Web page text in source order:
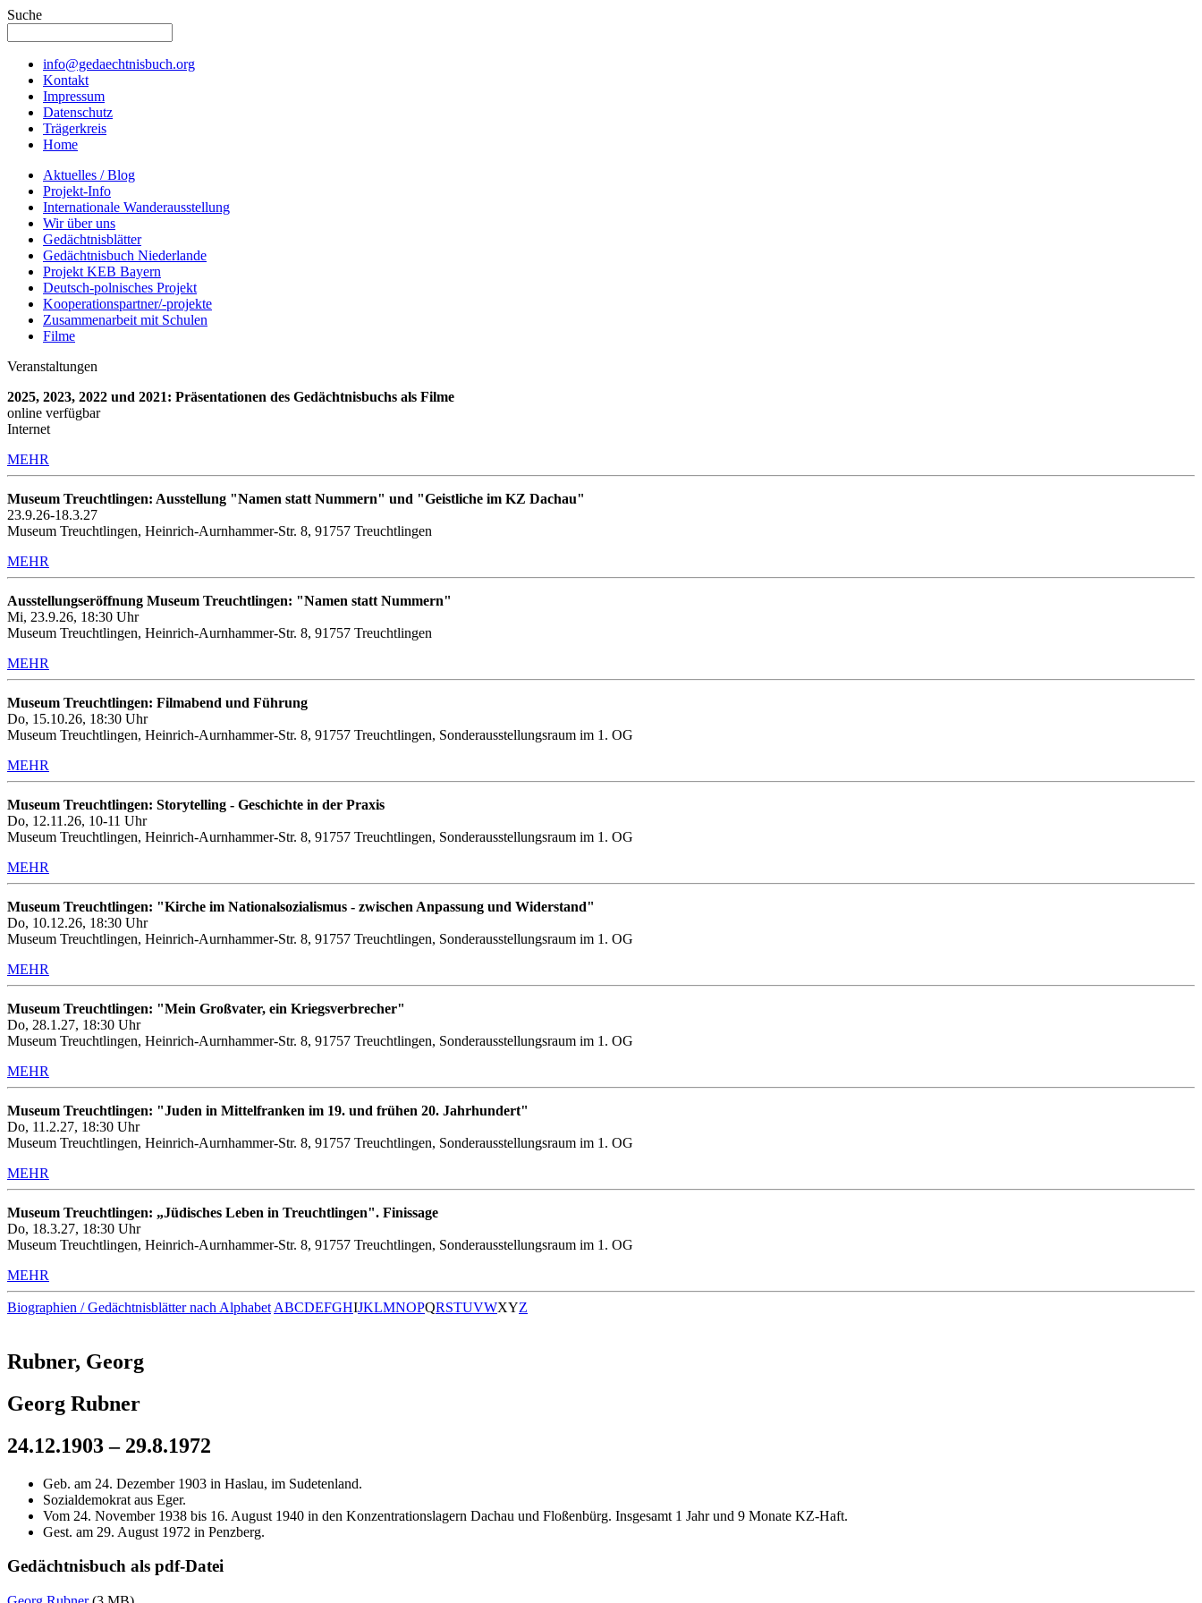
Suche
info@gedaechtnisbuch.org
Kontakt
Impressum
Datenschutz
Trägerkreis
Home
Aktuelles / Blog
Projekt-Info
Internationale Wanderausstellung
Wir über uns
Gedächtnisblätter
Gedächtnisbuch Niederlande
Projekt KEB Bayern
Deutsch-polnisches Projekt
Kooperationspartner/-projekte
Zusammenarbeit mit Schulen
Filme
Veranstaltungen
2025, 2023, 2022 und 2021: Präsentationen des Gedächtnisbuchs als Filme
online verfügbar
Internet
MEHR
Museum Treuchtlingen: Ausstellung "Namen statt Nummern" und "Geistliche im KZ Dachau"
23.9.26-18.3.27
Museum Treuchtlingen, Heinrich-Aurnhammer-Str. 8, 91757 Treuchtlingen
MEHR
Ausstellungseröffnung Museum Treuchtlingen: "Namen statt Nummern"
Mi, 23.9.26, 18:30 Uhr
Museum Treuchtlingen, Heinrich-Aurnhammer-Str. 8, 91757 Treuchtlingen
MEHR
Museum Treuchtlingen: Filmabend und Führung
Do, 15.10.26, 18:30 Uhr
Museum Treuchtlingen, Heinrich-Aurnhammer-Str. 8, 91757 Treuchtlingen, Sonderausstellungsraum im 1. OG
MEHR
Museum Treuchtlingen: Storytelling - Geschichte in der Praxis
Do, 12.11.26, 10-11 Uhr
Museum Treuchtlingen, Heinrich-Aurnhammer-Str. 8, 91757 Treuchtlingen, Sonderausstellungsraum im 1. OG
MEHR
Museum Treuchtlingen: "Kirche im Nationalsozialismus - zwischen Anpassung und Widerstand"
Do, 10.12.26, 18:30 Uhr
Museum Treuchtlingen, Heinrich-Aurnhammer-Str. 8, 91757 Treuchtlingen, Sonderausstellungsraum im 1. OG
MEHR
Museum Treuchtlingen: "Mein Großvater, ein Kriegsverbrecher"
Do, 28.1.27, 18:30 Uhr
Museum Treuchtlingen, Heinrich-Aurnhammer-Str. 8, 91757 Treuchtlingen, Sonderausstellungsraum im 1. OG
MEHR
Museum Treuchtlingen: "Juden in Mittelfranken im 19. und frühen 20. Jahrhundert"
Do, 11.2.27, 18:30 Uhr
Museum Treuchtlingen, Heinrich-Aurnhammer-Str. 8, 91757 Treuchtlingen, Sonderausstellungsraum im 1. OG
MEHR
Museum Treuchtlingen: „Jüdisches Leben in Treuchtlingen". Finissage
Do, 18.3.27, 18:30 Uhr
Museum Treuchtlingen, Heinrich-Aurnhammer-Str. 8, 91757 Treuchtlingen, Sonderausstellungsraum im 1. OG
MEHR
Biographien / Gedächtnisblätter nach Alphabet ABCDEFGHIJKLMNOPQRSTUVWXYZ
Rubner, Georg
Georg Rubner
24.12.1903 – 29.8.1972
Geb. am 24. Dezember 1903 in Haslau, im Sudetenland.
Sozialdemokrat aus Eger.
Vom 24. November 1938 bis 16. August 1940 in den Konzentrationslagern Dachau und Floßenbürg. Insgesamt 1 Jahr und 9 Monate KZ-Haft.
Gest. am 29. August 1972 in Penzberg.
Gedächtnisbuch als pdf-Datei